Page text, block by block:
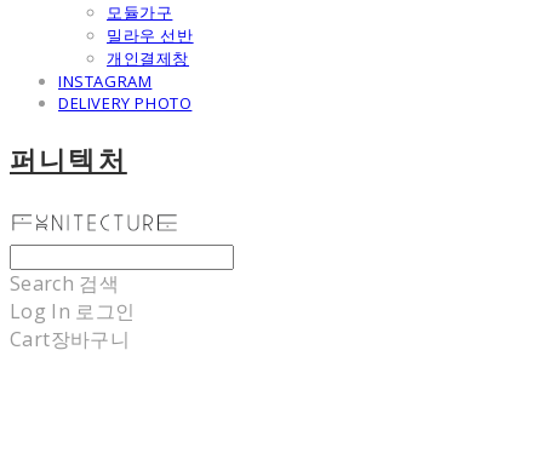
모듈가구
밀라우 선반
개인결제창
INSTAGRAM
DELIVERY PHOTO
퍼니텍처
Search 검색
Log In 로그인
Cart장바구니